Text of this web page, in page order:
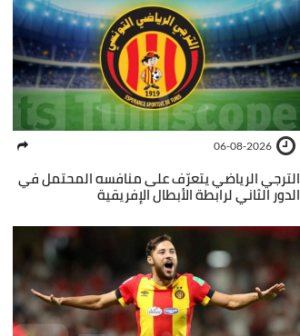
06-08-2026
الترجي الرياضي يتعرّف على منافسه المحتمل في
الدور الثاني لرابطة الأبطال الإفريقية